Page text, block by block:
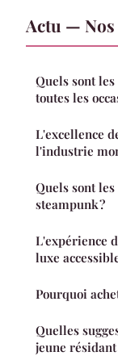
Actu —
Quels sont
toutes les
L'excellence
l'industrie
Quels sont
steampunk ?
L'expérience
luxe
Pourquoi
Quelles
jeune